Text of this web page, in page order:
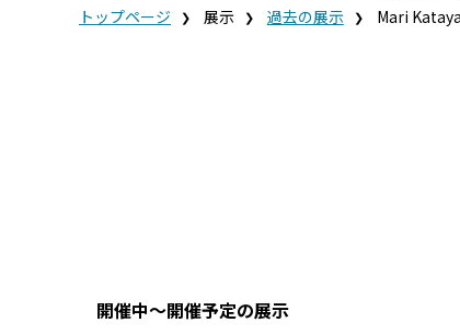
トップページ 展示 過去の展示
Mari
開催中～開催予定の展示